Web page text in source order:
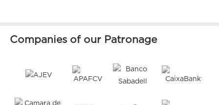
Companies of our Patronage